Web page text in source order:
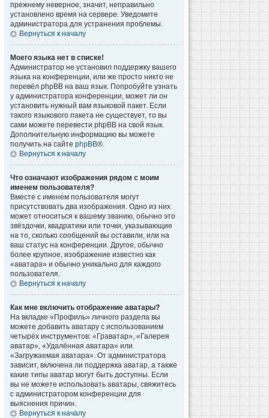
прежнему неверное, значит, неправильно
установлено время на сервере. Уведомите
администратора для устранения проблемы.
Вернуться к началу
Моего языка нет в списке!
Администратор не установил поддержку вашего
языка на конференции, или же просто никто не
перевёл phpBB на ваш язык. Попробуйте узнать
у администратора конференции, может ли он
установить нужный вам языковой пакет. Если
такого языкового пакета не существует, то вы
сами можете перевести phpBB на свой язык.
Дополнительную информацию вы можете
получить на сайте phpBB®.
Вернуться к началу
Что означают изображения рядом с моим
именем пользователя?
Вместе с именем пользователя могут
присутствовать два изображения. Одно из них
может относиться к вашему званию, обычно это
звёздочки, квадратики или точки, указывающие
на то, сколько сообщений вы оставили, или на
ваш статус на конференции. Другое, обычно
более крупное, изображение известно как
«аватара» и обычно уникально для каждого
пользователя.
Вернуться к началу
Как мне включить отображение аватары?
На вкладке «Профиль» личного раздела вы
можете добавить аватару с использованием
четырёх инструментов: «Граватар», «Галерея
аватар», «Удалённая аватара» или
«Загружаемая аватара». От администратора
зависит, включена ли поддержка аватар, а также
какие типы аватар могут быть доступны. Если
вы не можете использовать аватары, свяжитесь
с администратором конференции для
выяснения причин.
Вернуться к началу